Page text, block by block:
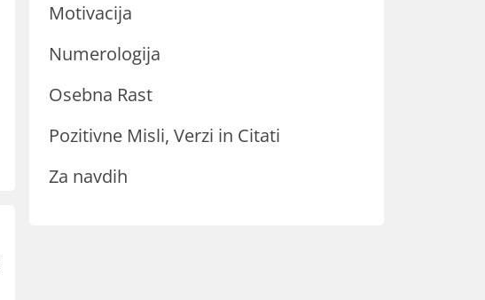
Motivacija
Numerologija
Osebna Rast
Pozitivne Misli, Verzi in Citati
Za navdih